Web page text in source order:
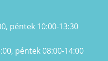
péntek 10:00-13:30
péntek 08:00-14:00